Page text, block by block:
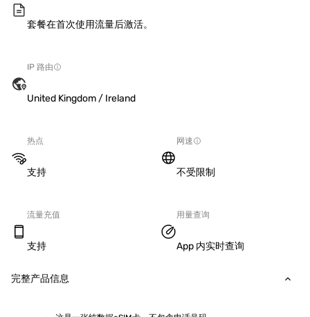
套餐在首次使用流量后激活。
IP 路由
United Kingdom / Ireland
热点
支持
网速
不受限制
流量充值
支持
用量查询
App 内实时查询
完整产品信息